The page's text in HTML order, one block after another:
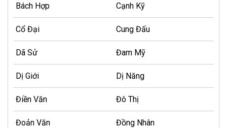
Bách Hợp Cạnh Kỹ
Cổ Đại Cung Đấu
Dã Sử Đam Mỹ
Dị Giới Dị Năng
Điền Văn Đô Thị
Đoản Văn Đồng Nhân